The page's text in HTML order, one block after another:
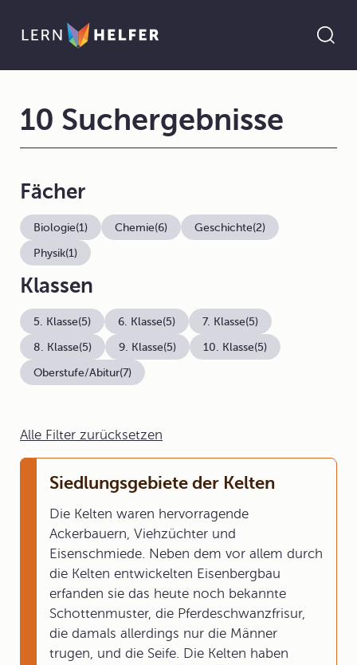
Alle Filter zurücksetzen
Siedlungsgebiete der Kelten
Die Kelten waren hervorragende
Ackerbauern, Viehzüchter und
Eisenschmiede. Neben dem vor allem durch
die Kelten entwickelten Eisenbergbau
erfanden sie das heute noch bekannte
Schottenmuster, die Pferdeschwanzfrisur,
die damals allerdings nur die Männer
trugen, und die Seife. Die Kelten haben
10 Suchergebnisse
Fächer
Biologie(1) Chemie(6) Geschichte(2)
Physik(1)
Klassen
5. Klasse(5) 6. Klasse(5) 7. Klasse(5)
8. Klasse(5) 9. Klasse(5) 10. Klasse(5)
Oberstufe/Abitur(7)